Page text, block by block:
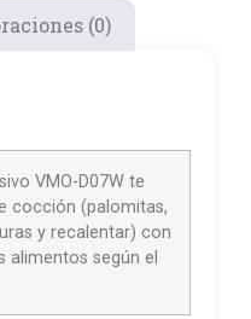
(0)
VMO-D07W te
cocción (palomitas,
y recalentar) con
alimentos según el